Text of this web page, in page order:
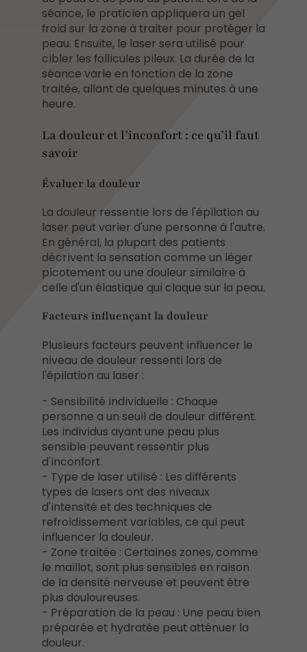
séance, le praticien appliquera un gel
froid sur la zone à traiter pour protéger la
peau. Ensuite, le laser sera utilisé pour
cibler les follicules pileux. La durée de la
séance varie en fonction de la zone
traitée, allant de quelques minutes à une
heure.
La douleur et l’inconfort : ce qu’il faut
savoir
Évaluer la douleur
La douleur ressentie lors de l'épilation au
laser peut varier d'une personne à l'autre.
En général, la plupart des patients
décrivent la sensation comme un léger
picotement ou une douleur similaire à
celle d'un élastique qui claque sur la peau.
Facteurs influençant la douleur
Plusieurs facteurs peuvent influencer le
niveau de douleur ressenti lors de
l'épilation au laser :
- Sensibilité individuelle : Chaque
personne a un seuil de douleur différent.
Les individus ayant une peau plus
sensible peuvent ressentir plus
d'inconfort.
- Type de laser utilisé : Les différents
types de lasers ont des niveaux
d'intensité et des techniques de
refroidissement variables, ce qui peut
influencer la douleur.
- Zone traitée : Certaines zones, comme
le maillot, sont plus sensibles en raison
de la densité nerveuse et peuvent être
plus douloureuses.
- Préparation de la peau : Une peau bien
préparée et hydratée peut atténuer la
douleur.